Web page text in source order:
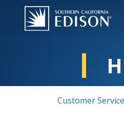
Skip to main content
Customer